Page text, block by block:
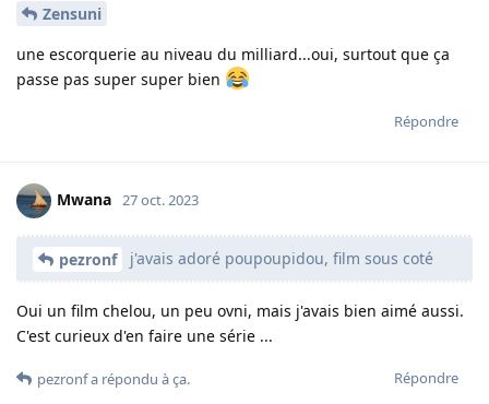
Zensuni
une escorquerie au niveau du milliard...oui, surtout que ça
passe pas super super bien
Répondre
Mwana 27 oct. 2023
pezronf j'avais adoré poupoupidou, film sous coté
Oui un film chelou, un peu ovni, mais j'avais bien aimé aussi.
C'est curieux d'en faire une série ...
Répondre
pezronfa répondu à ça.